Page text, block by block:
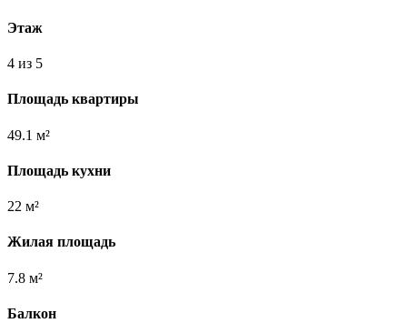
Этаж
4 из 5
Площадь квартиры
49.1 м²
Площадь кухни
22 м²
Жилая площадь
7.8 м²
Балкон